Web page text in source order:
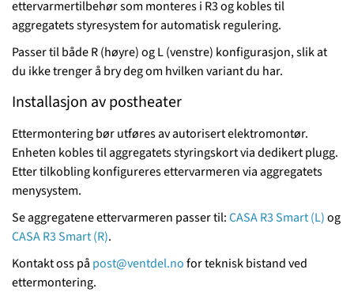
ettervarmertilbehør som monteres i R3 og kobles til
aggregatets styresystem for automatisk regulering.
Passer til både R (høyre) og L (venstre) konfigurasjon, slik at
du ikke trenger å bry deg om hvilken variant du har.
Installasjon av postheater
Ettermontering bør utføres av autorisert elektromontør.
Enheten kobles til aggregatets styringskort via dedikert plugg.
Etter tilkobling konfigureres ettervarmeren via aggregatets
menysystem.
Se aggregatene ettervarmeren passer til:CASA R3 Smart (L)og
CASA R3 Smart (R).
Kontakt oss på post@ventdel.nofor teknisk bistand ved
ettermontering.